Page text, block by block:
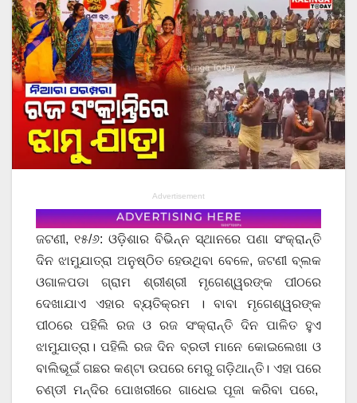
Advertisement
ଜଟଣୀ, ୧୫/୬: ଓଡ଼ିଶାର ବିଭିନ୍ନ ସ୍ଥାନରେ ପଣା ସଂକ୍ରାନ୍ତି
ଦିନ ଝାମୁଯାତ୍ରା ଅନୁଷ୍ଠିତ ହେଉଥିବା ବେଳେ, ଜଟଣୀ ବ୍ଲକ
ଓଗାଳପଡା ଗ୍ରାମ ଶ୍ରୀଶ୍ରୀ ମୃଗେଶ୍ୱରଙ୍କ ପୀଠରେ
ଦେଖାଯାଏ ଏହାର ବ୍ୟତିକ୍ରମ । ବାବା ମୃଗେଶ୍ୱରଙ୍କ
ପୀଠରେ ପହିଲି ରଜ ଓ ରଜ ସଂକ୍ରାନ୍ତି ଦିନ ପାଳିତ ହୁଏ
ଝାମୁଯାତ୍ରା। ପହିଲି ରଜ ଦିନ ବ୍ରତୀ ମାନେ କୋଇଲେଖା ଓ
ବାଲିଭୂଇଁ ଗଛର କଣ୍ଟା ଉପରେ ମେରୁ ଗଡ଼ିଥାନ୍ତି। ଏହା ପରେ
ଚଣ୍ଡୀ ମନ୍ଦିର ପୋଖରୀରେ ଗାଧେଇ ପୂଜା କରିବା ପରେ,